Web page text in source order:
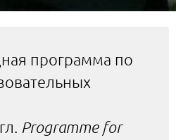
программа по
Programme for